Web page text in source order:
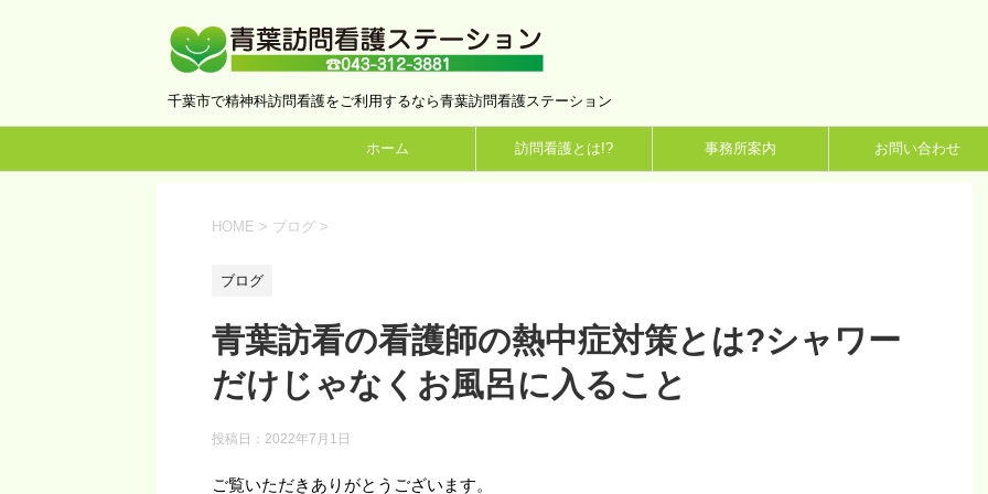
千葉市で精神科訪問看護をご利用するなら青葉訪問看護ステーション
ホーム 訪問看護とは!? 事務所案内 お問い合わせ
HOME > ブログ >
ブログ
青葉訪看の看護師の熱中症対策とは?シャワー
だけじゃなくお風呂に入ること
投稿日： 2022年7月1日
ご覧いただきありがとうございます。